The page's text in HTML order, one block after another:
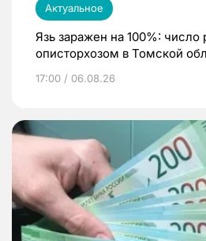
Актуальное
Язь заражен на 100%: число
описторхозом в Томской
17:00 / 06.08.26